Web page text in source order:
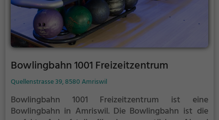
Bowlingbahn 1001 Freizeitzentrum
Quellenstrasse 39, 8580 Amriswil
Bowlingbahn 1001 Freizeitzentrum ist eine
Bowlingbahn in Amriswil. Die Bowlingbahn ist die